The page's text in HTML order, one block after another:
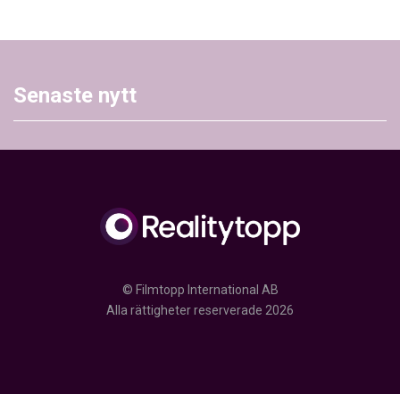
Senaste nytt
© Filmtopp International AB
Alla rättigheter reserverade 2026